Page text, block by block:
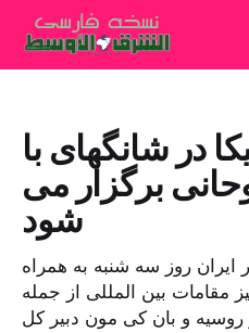
در شانگهای با
برگزار می
شود
روز سه شنبه به همراه
مقامات بین المللی از جمله
روسیه و بان کی مون دبیر کل